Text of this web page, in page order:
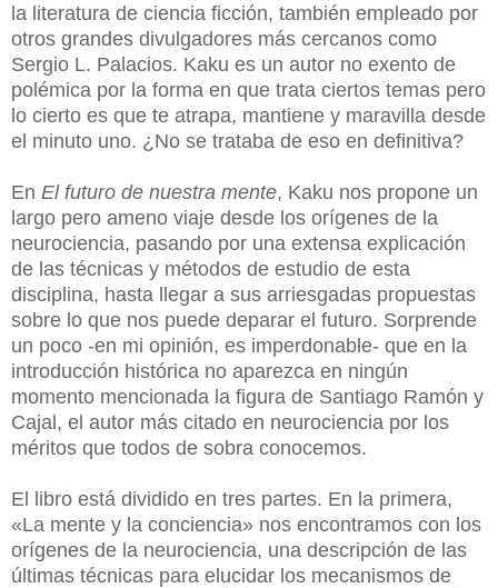
la literatura de ciencia ficción, también empleado por
otros grandes divulgadores más cercanos como
Sergio L. Palacios. Kaku es un autor no exento de
polémica por la forma en que trata ciertos temas pero
lo cierto es que te atrapa, mantiene y maravilla desde
el minuto uno. ¿No se trataba de eso en definitiva?
En El futuro de nuestra mente, Kaku nos propone un
largo pero ameno viaje desde los orígenes de la
neurociencia, pasando por una extensa explicación
de las técnicas y métodos de estudio de esta
disciplina, hasta llegar a sus arriesgadas propuestas
sobre lo que nos puede deparar el futuro. Sorprende
un poco -en mi opinión, es imperdonable- que en la
introducción histórica no aparezca en ningún
momento mencionada la figura de Santiago Ramón y
Cajal, el autor más citado en neurociencia por los
méritos que todos de sobra conocemos.
El libro está dividido en tres partes. En la primera,
«La mente y la conciencia» nos encontramos con los
orígenes de la neurociencia, una descripción de las
últimas técnicas para elucidar los mecanismos de